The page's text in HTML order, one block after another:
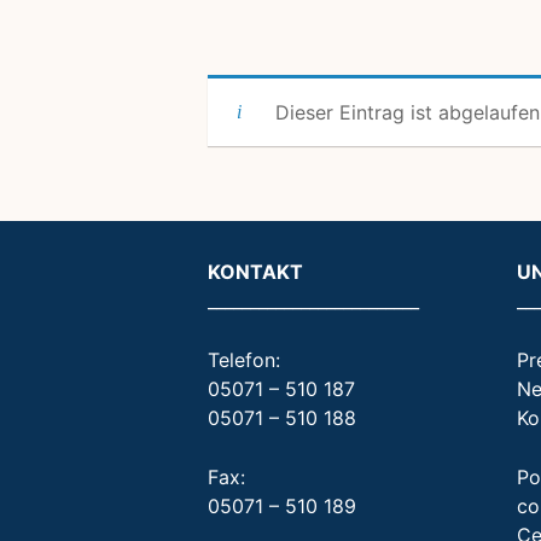
Dieser Eintrag ist
KONTAKT
Telefon:
05071 – 510 187
05071 – 510 188
Fax:
05071 – 510 189